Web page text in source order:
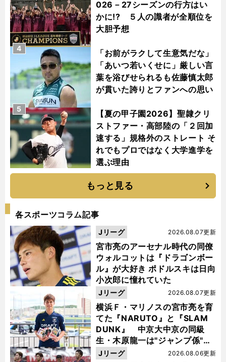
026－27シーズンの行方はい
かに!? ５人の識者が全順位を
大胆予想
「お前がラクして生意気だな」
「あいつ若いくせに」厳しい言
葉を浴びせられるも佐藤慎太郎
が貫いた誇りとファンへの思い
4
【夏の甲子園2026】聖隷クリ
ストファー・高部陸の「２回加
速する」規格外のストレート そ
れでもプロではなく大学進学を
選ぶ理由
5
もっと見る
各スポーツコラム記事
宮市亮のアーセナル時代の同僚
ウォルコットは『ドラゴンボー
ル』が大好き ポドルスキは日向
小次郎に憧れていた
2026.08.07更新
Jリーグ
横浜Ｆ・マリノスの宮市亮を育
てた『NARUTO』と『SLAM
DUNK』 中京大中京の同級
生・木原龍一は"ジャンプ係"だ
った
2026.08.07更新
Jリーグ
2026.08.06更新
Jリーグ